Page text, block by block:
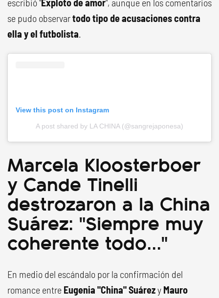
escribió "Exploto de amor", aunque en los comentarios
se pudo observartodo tipo de acusaciones contra
ella y el futbolista.
View this post on Instagram
A post shared by LA CHINA (@sangrejaponesa)
Marcela Kloosterboer
y Cande Tinelli
destrozaron a la China
Suárez: "Siempre muy
coherente todo..."
En medio del escándalo por la confirmación del
romance entre Eugenia "China" Suárezy Mauro